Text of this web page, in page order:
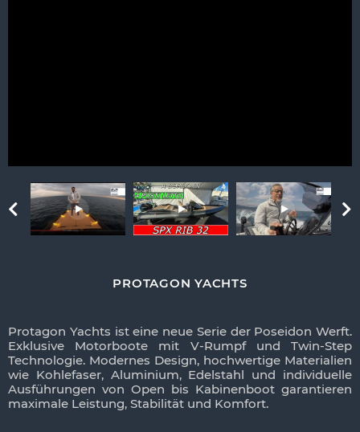
PROTAGON YACHTS
Protagon Yachts ist eine neue Serie der Poseidon Werft.
Exklusive Motorboote mit V-Rumpf und Twin-Step
Technologie. Modernes Design, hochwertige Materialien
wie Kohlefaser, Aluminium, Edelstahl und individuelle
Ausführungen von Open bis Kabinenboot garantieren
maximale Leistung, Stabilität und Komfort.